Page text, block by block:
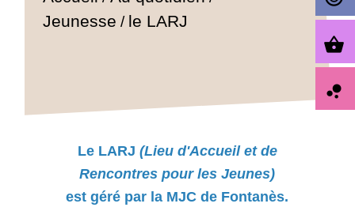
Jeunesse / le LARJ
Le LARJ (Lieu d'Accueil et de
Rencontres pour les Jeunes)
est géré par la MJC de Fontanès.
shopping_basket
bubble_chart